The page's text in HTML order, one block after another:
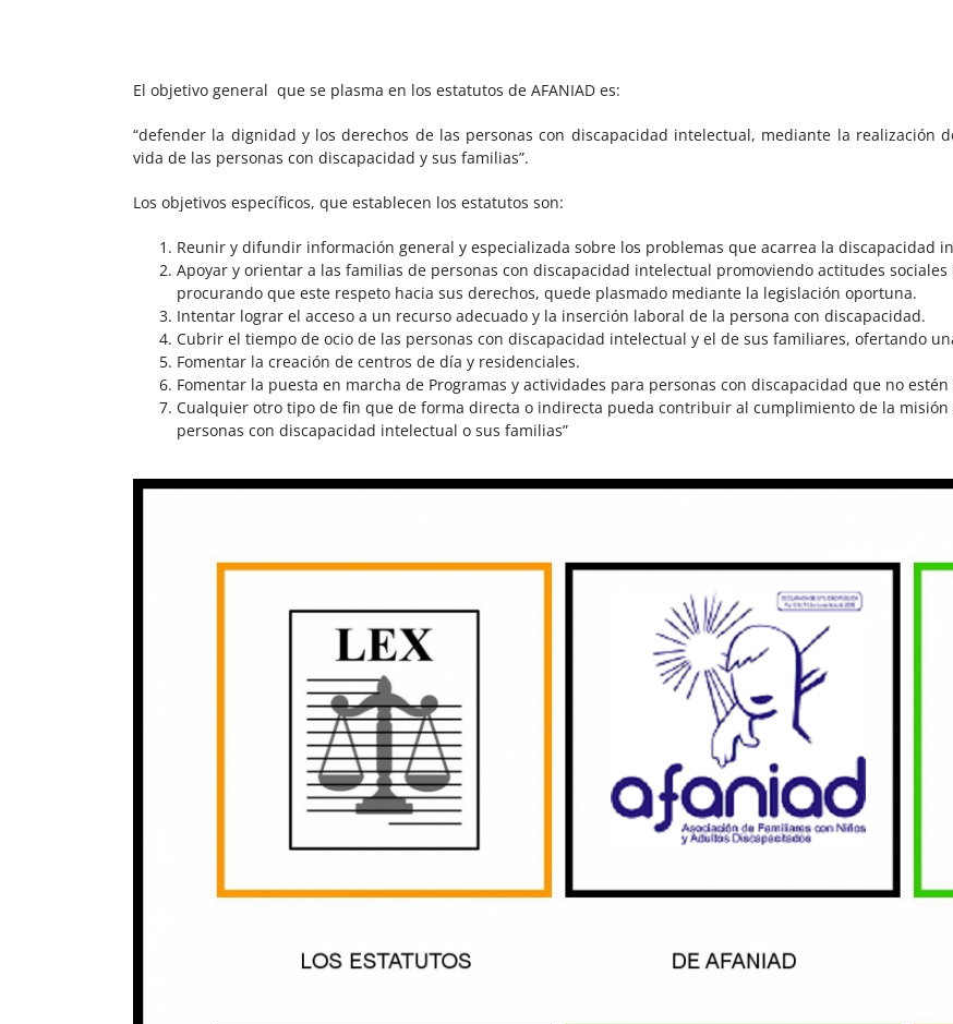
El objetivo general que se plasma en los estatutos de AFANIAD es:
“defender la dignidad y los derechos de las personas con discapacidad intelectual, mediante la realización
vida de las personas con discapacidad y sus familias”.
Los objetivos específicos, que establecen los estatutos son:
Reunir y difundir información general y especializada sobre los problemas que acarrea la discapacidad
Apoyar y orientar a las familias de personas con discapacidad intelectual promoviendo actitudes
procurando que este respeto hacia sus derechos, quede plasmado mediante la legislación oportuna.
Intentar lograr el acceso a un recurso adecuado y la inserción laboral de la persona con discapacidad.
Cubrir el tiempo de ocio de las personas con discapacidad intelectual y el de sus familiares, ofertando
Fomentar la creación de centros de día y residenciales.
Fomentar la puesta en marcha de Programas y actividades para personas con discapacidad que no
Cualquier otro tipo de fin que de forma directa o indirecta pueda contribuir al cumplimiento de la
personas con discapacidad intelectual o sus familias”